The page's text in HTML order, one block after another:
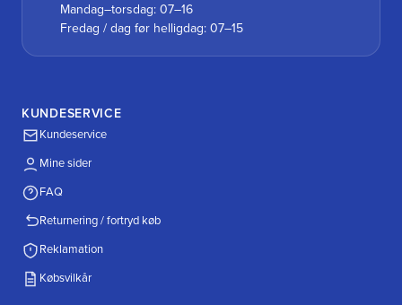
Mandag–torsdag: 07–16
Fredag / dag før helligdag: 07–15
KUNDESERVICE
Kundeservice
Mine sider
FAQ
Returnering / fortryd køb
Reklamation
Købsvilkår